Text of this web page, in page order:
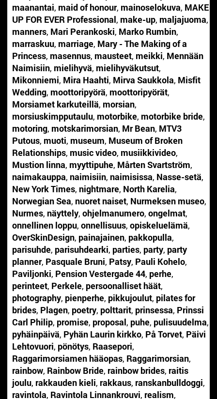
maanantai, maid of honour, mainoselokuva, MAKE
UP FOR EVER Professional, make-up, maljajuoma,
manners, Mari Perankoski, Marko Rumbin,
marraskuu, marriage, Mary - The Making of a
Princess, masennus, mausteet, meikki, Mennään
Naimisiin, mielihyvä, mielihyväkutsut,
Mikonniemi, Mira Haahti, Mirva Saukkola, Misfit
Wedding, moottoripyörä, moottoripyörät,
Morsiamet karkuteillä, morsian,
morsiuskimpputaulu, motorbike, motorbike bride,
motoring, motskarimorsian, Mr Bean, MTV3
Putous, muoti, museum, Museum of Broken
Relationships, music video, musiikkivideo,
Mustion linna, myyttipuhe, Mårten Svartström,
naimakauppa, naimisiin, naimisissa, Nasse-setä,
New York Times, nightmare, North Karelia,
Norwegian Sea, nuoret naiset, Nurmeksen museo,
Nurmes, näyttely, ohjelmanumero, ongelmat,
onnellinen loppu, onnellisuus, opiskeluelämä,
OverSkinDesign, painajainen, pakkopulla,
parisuhde, parisuhdearki, parties, party, party
planner, Pasquale Bruni, Patsy, Pauli Kohelo,
Paviljonki, Pension Vestergade 44, perhe,
perinteet, Perkele, persoonalliset häät,
photography, pienperhe, pikkujoulut, pilates for
brides, Plagen, poetry, polttarit, prinsessa, Prinssi
Carl Philip, promise, proposal, puhe, pulisuudelma,
pyhäinpäivä, Pyhän Laurin kirkko, På Torvet, Päivi
Lehtovuori, pönötys, Raasepori,
Raggarimorsiamen hääopas, Raggarimorsian,
rainbow, Rainbow Bride, rainbow brides, raitis
joulu, rakkauden kieli, rakkaus, ranskanbulldoggi,
ravintola, Ravintola Linnankrouvi, realism,